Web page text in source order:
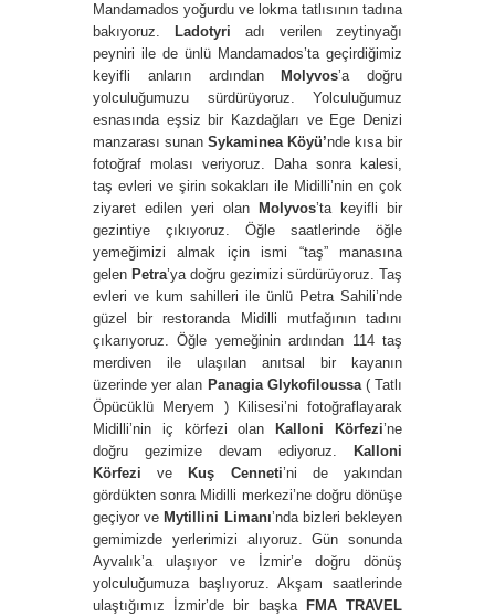
Mandamados yoğurdu ve lokma tatlısının tadına
bakıyoruz.
Ladotyri adı verilen zeytinyağı
peyniri ile de ünlü Mandamados’ta geçirdiğimiz
keyifli anların ardından
Molyvos’a doğru
yolculuğumuzu sürdürüyoruz. Yolculuğumuz
esnasında eşsiz bir Kazdağları ve Ege Denizi
manzarası sunan Sykaminea Köyü’nde kısa bir
fotoğraf molası veriyoruz. Daha sonra kalesi,
taş evleri ve şirin sokakları ile Midilli’nin en çok
ziyaret edilen yeri olan
Molyvos’ta keyifli bir
gezintiye çıkıyoruz. Öğle saatlerinde öğle
yemeğimizi almak için ismi “taş” manasına
gelen Petra’ya doğru gezimizi sürdürüyoruz. Taş
evleri ve kum sahilleri ile ünlü Petra Sahili’nde
güzel bir restoranda Midilli mutfağının tadını
çıkarıyoruz. Öğle yemeğinin ardından 114 taş
merdiven ile ulaşılan anıtsal bir kayanın
üzerinde yer alan Panagia Glykofiloussa( Tatlı
Öpücüklü Meryem ) Kilisesi’ni fotoğraflayarak
Midilli’nin iç körfezi olan
Kalloni Körfezi’ne
doğru gezimize devam ediyoruz.
Kalloni
Körfezi ve Kuş Cenneti’ni de yakından
gördükten sonra Midilli merkezi’ne doğru dönüşe
geçiyor ve Mytillini Limanı’nda bizleri bekleyen
gemimizde yerlerimizi alıyoruz. Gün sonunda
Ayvalık’a ulaşıyor ve İzmir’e doğru dönüş
yolculuğumuza başlıyoruz. Akşam saatlerinde
ulaştığımız İzmir’de bir başka FMA TRAVEL